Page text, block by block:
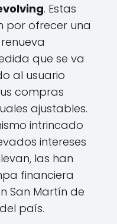
. Estas
por ofrecer una
que se va
al usuario
compras
ajustables.
intrincado
intereses
las han
financiera
San Martín de
país.